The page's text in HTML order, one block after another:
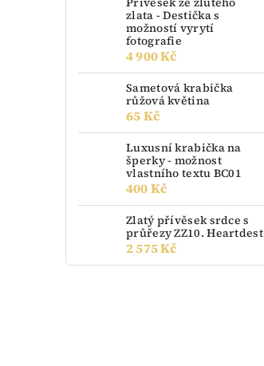
zlata - Destička s
možností vyrytí
fotografie
4 900 Kč
Sametová krabička
růžová květina
65 Kč
Luxusní krabička na
šperky - možnost
vlastního textu BC01
400 Kč
Zlatý přívěsek srdce s
průřezy ZZ10. Heartdest
2 575 Kč